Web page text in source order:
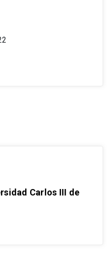
Carlos III de